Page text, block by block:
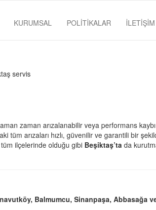
KURUMSAL POLİTİKALAR İLETİŞİM
zaman arızalanabilir veya performans
tüm arızaları hızlı, güvenilir ve garantili bir
tüm ilçelerinde olduğu gibi Beşiktaş’ta da
Balmumcu, Sinanpaşa, Abbasağa